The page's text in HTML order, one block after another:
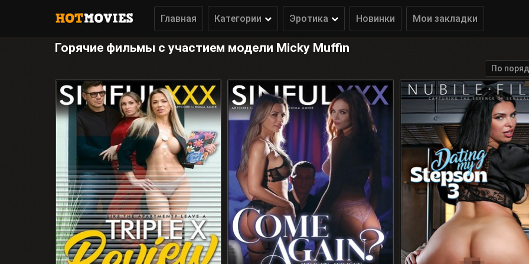
Главная Категории Эротика Новинки Мои закладки
Горячие фильмы с участием модели Micky Muffin
По